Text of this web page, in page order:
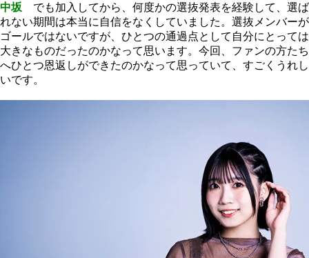
中坂 でも加入してから、何度かの選抜発表を経験して、選ば
れない期間は本当に自信をなくしていました。選抜メンバーが
ゴールではないですが、ひとつの通過点として自分にとっては
大きなものだったのかなって思います。今回、ファンの方たち
へひとつ恩返しができたのかなって思っていて、すごくうれし
いです。